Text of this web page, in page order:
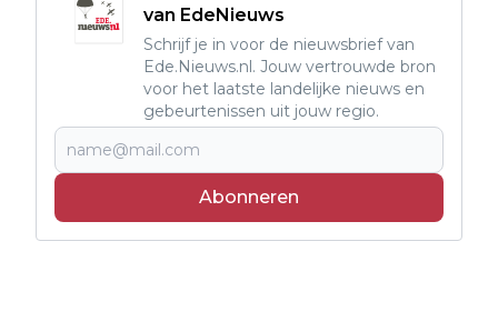
van EdeNieuws
Schrijf je in voor de nieuwsbrief van
Ede.Nieuws.nl. Jouw vertrouwde bron
voor het laatste landelijke nieuws en
gebeurtenissen uit jouw regio.
Abonneren